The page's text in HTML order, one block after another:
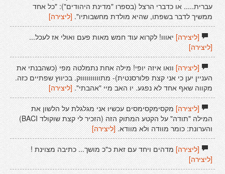
עברית..... או כדברי הרצל (בספרו "מדינת היהודים"): "כל אחד
ממשיך לדבר בשפתו, שהיא מולדת מחשבותיו".[ליצירה]
[ליצירה]יאווו! לקרוא עוד חמש מאות פעם ואולי אז לעכל...
[ליצירה]
[ליצירה]וואו איזה יופי! מילה אחת נתמלטה מפי (כשהבנתי את
העניין יען כי אני קצת פלורסנטית)- מתווווווווווק. בכיווץ שפתיים כזה.
מקווה שאף אחד לא נפגע. יו האב מיי "אהבתי". [ליצירה]
[ליצירה]מקסימקסימסים עכשיו אני מגלגלת על הלשון את
המילה "תודה" על הקטע המתוק הזה (הזכיר לי קצת שוקולד BACI)
והערונת: כומר מוודה ולא מוודא.[ליצירה]
[ליצירה]מדהים ויחד עם זאת כ"כ מושך... כתיבה מצוינת !
[ליצירה]